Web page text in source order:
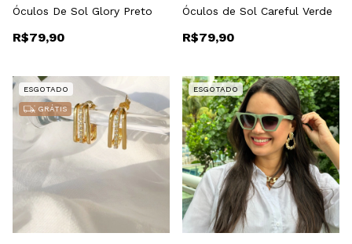
Óculos De Sol Glory Preto
R$79,90
Óculos de Sol Careful Verde
R$79,90
ESGOTADO
GRÁTIS
ESGOTADO